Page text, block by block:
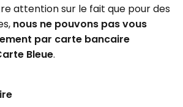
attention sur le fait que pour des
nous ne pouvons pas vous
par carte bancaire
Bleue.